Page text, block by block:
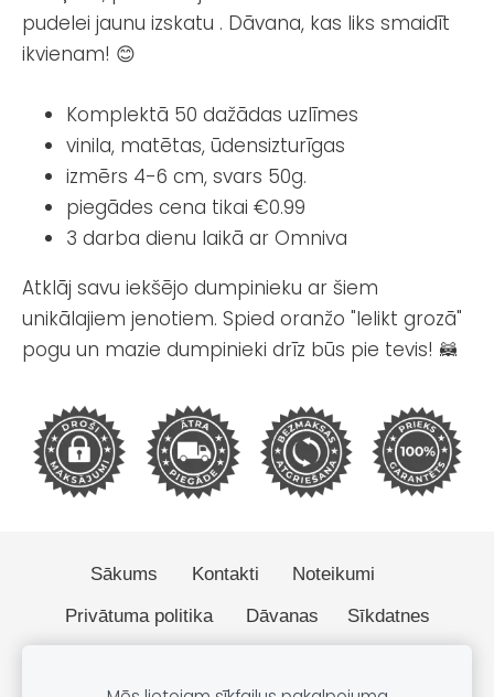
pudelei jaunu izskatu . Dāvana, kas liks smaidīt
ikvienam! 😊
Komplektā 50 dažādas uzlīmes
vinila, matētas, ūdensizturīgas
izmērs 4-6 cm, svars 50g.
piegādes cena tikai €0.99
3 darba dienu laikā ar Omniva
Atklāj savu iekšējo dumpinieku ar šiem
unikālajiem jenotiem. Spied oranžo "Ielikt grozā"
pogu un mazie dumpinieki drīz būs pie tevis! 🦝
Sākums Kontakti
Noteikumi
Privātuma politika
Dāvanas Sīkdatnes